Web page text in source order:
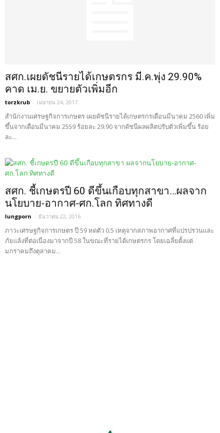
สศก.เผยดัชนีรายได้เกษตรกร มี.ค.พุ่ง 29.90%
คาด เม.ย. ขยายตัวเพิ่มอีก
torzkrub - เมษายน 24, 2017
สำนักงานเศรษฐกิจการเกษตร เผยดัชนีรายได้เกษตรกรเดือนมีนาคม 2560 เพิ่ม
ขึ้นจากเดือนมีนาคม 2559 ร้อยละ 29.90 จากดัชนีผลผลิตปรับตัวเพิ่มขึ้น ร้อย
ละ...
สศก. ชี้เกษตรปี 60 ดีขึ้นเกือบทุกสาขา…ผลจาก
นโยบาย-อากาศ-ศก.โลก ทิศทางดี
lungporn - ธันวาคม 22, 2016
ภาวะเศรษฐกิจการเกษตร ปี 59 หดตัว 0.5 เหตุจากสภาพอากาศที่แปรปรวนและ
ภัยแล้งที่ต่อเนื่องมาจากปี 58 ในขณะที่รายได้เกษตรกร โดยเฉลี่ยตั้งแต่
มกราคมถึงตุลาคม...